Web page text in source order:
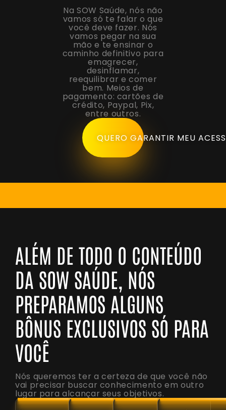
Na SOW Saúde, nós não
vamos só te falar o que
você deve fazer. Nós
vamos pegar na sua
mão e te ensinar o
caminho definitivo para
emagrecer,
desinflamar,
reequilibrar e comer
bem. Meios de
pagamento: cartões de
crédito, Paypal, Pix,
entre outros.
QUERO GARANTIR MEU
ALÉM DE TODO O CONTEÚDO
DA SOW SAÚDE, NÓS
PREPARAMOS ALGUNS
BÔNUS EXCLUSIVOS SÓ PARA
VOCÊ
Nós queremos ter a certeza de que você não
vai precisar buscar conhecimento em outro
lugar para alcançar seus objetivos.